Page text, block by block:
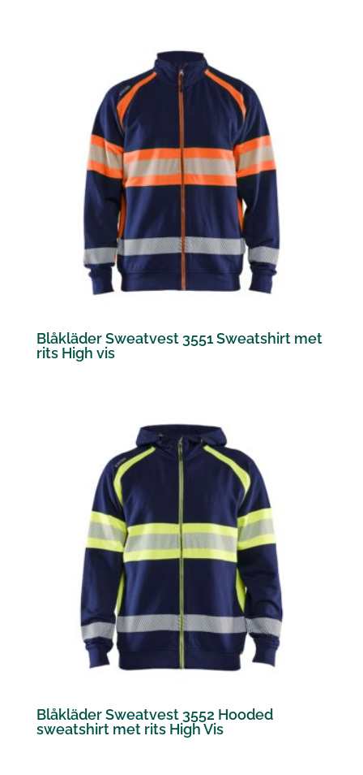
Blåkläder Sweatvest 3551 Sweatshirt met
rits High vis
Blåkläder Sweatvest 3552 Hooded
sweatshirt met rits High Vis